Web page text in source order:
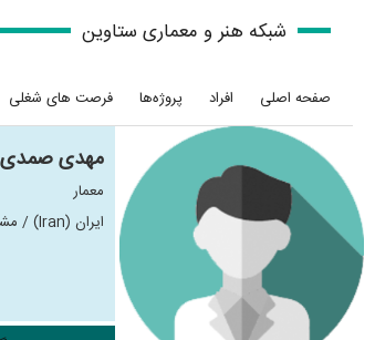
شبکه هنر و معماری ستاوین
صفحه اصلی افراد پروژه‌ها فرصت های شغلی
مهدی صمدی
معمار
ایران (Iran) / مشهد